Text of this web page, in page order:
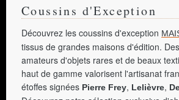
Coussins d'Exception
Découvrez les coussins d'exception
tissus de grandes maisons d'édition.
amateurs d'objets rares et de beaux
haut de gamme valorisent l'artisanat
étoffes signées Pierre Frey, Lelièvre,